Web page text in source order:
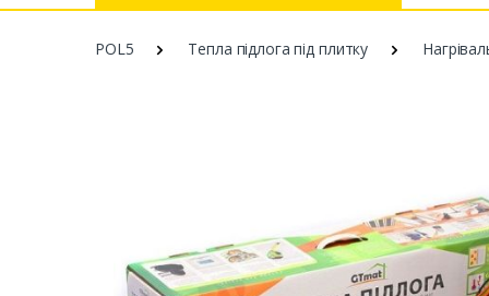
POL5 Тепла підлога під плитку